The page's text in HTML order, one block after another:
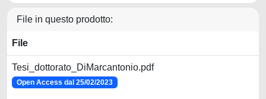
File in questo prodotto:
File
Tesi_dottorato_DiMarcantonio.pdf
Open Access dal 25/02/2023